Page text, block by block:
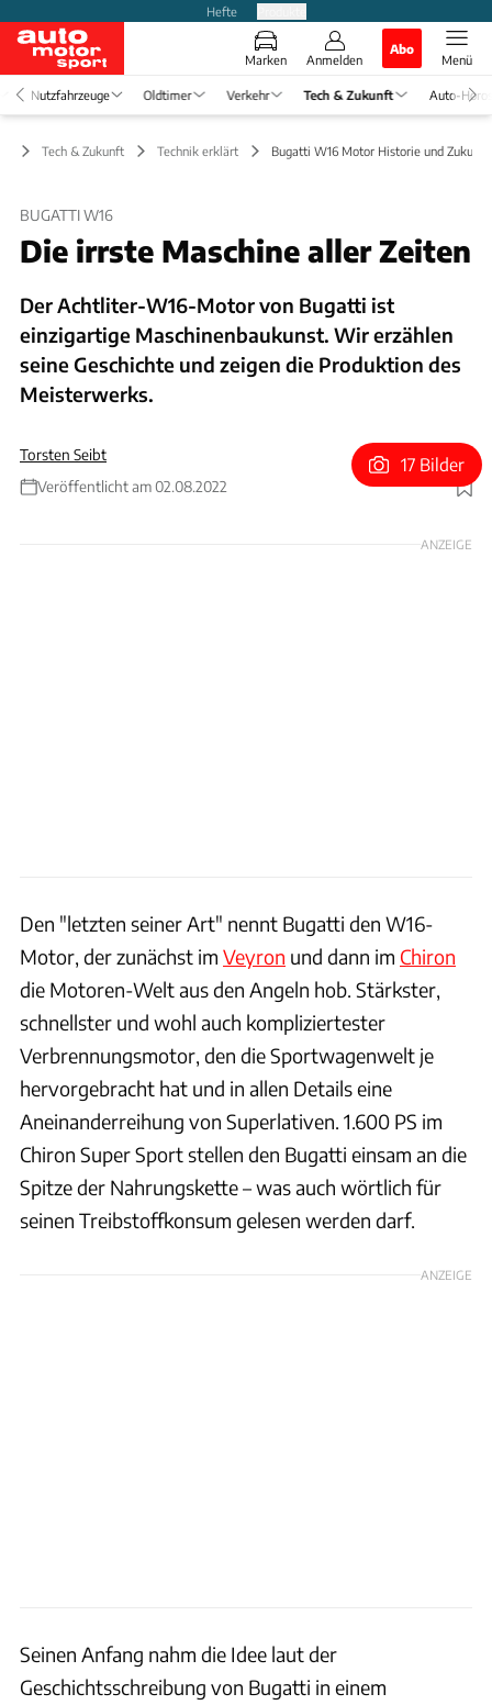
Hefte
Marken Anmelden
Abo
Menü
Nutzfahrzeuge Oldtimer Verkehr Tech & Zukunft Auto-
Tech & Zukunft Technik erklärt Bugatti W16 Motor Historie und Zukunft
BUGATTI W16
Die irrste Maschine aller Zeiten
Der Achtliter-W16-Motor von Bugatti ist
einzigartige Maschinenbaukunst. Wir erzählen
seine Geschichte und zeigen die Produktion des
Meisterwerks.
Torsten Seibt
Veröffentlicht am 02.08.2022
Foto: Bugatti
17 Bilder
ANZEIGE
Den "letzten seiner Art" nennt Bugatti den W16-
Motor, der zunächst im Veyron und dann im Chiron
die Motoren-Welt aus den Angeln hob. Stärkster,
schnellster und wohl auch kompliziertester
Verbrennungsmotor, den die Sportwagenwelt je
hervorgebracht hat und in allen Details eine
Aneinanderreihung von Superlativen. 1.600 PS im
Chiron Super Sport stellen den Bugatti einsam an die
Spitze der Nahrungskette – was auch wörtlich für
seinen Treibstoffkonsum gelesen werden darf.
ANZEIGE
Seinen Anfang nahm die Idee laut der
Geschichtsschreibung von Bugatti in einem